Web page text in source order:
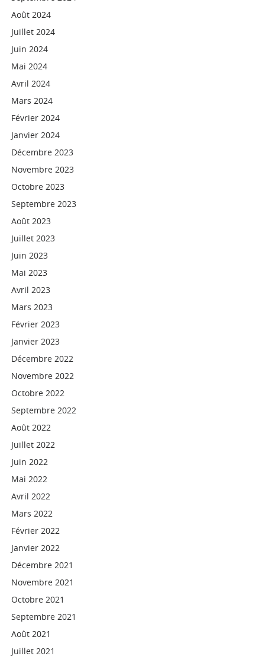
Août 2024
Juillet 2024
Juin 2024
Mai 2024
Avril 2024
Mars 2024
Février 2024
Janvier 2024
Décembre 2023
Novembre 2023
Octobre 2023
Septembre 2023
Août 2023
Juillet 2023
Juin 2023
Mai 2023
Avril 2023
Mars 2023
Février 2023
Janvier 2023
Décembre 2022
Novembre 2022
Octobre 2022
Septembre 2022
Août 2022
Juillet 2022
Juin 2022
Mai 2022
Avril 2022
Mars 2022
Février 2022
Janvier 2022
Décembre 2021
Novembre 2021
Octobre 2021
Septembre 2021
Août 2021
Juillet 2021